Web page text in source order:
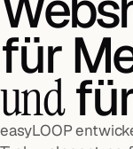
für
und
easyLOOP